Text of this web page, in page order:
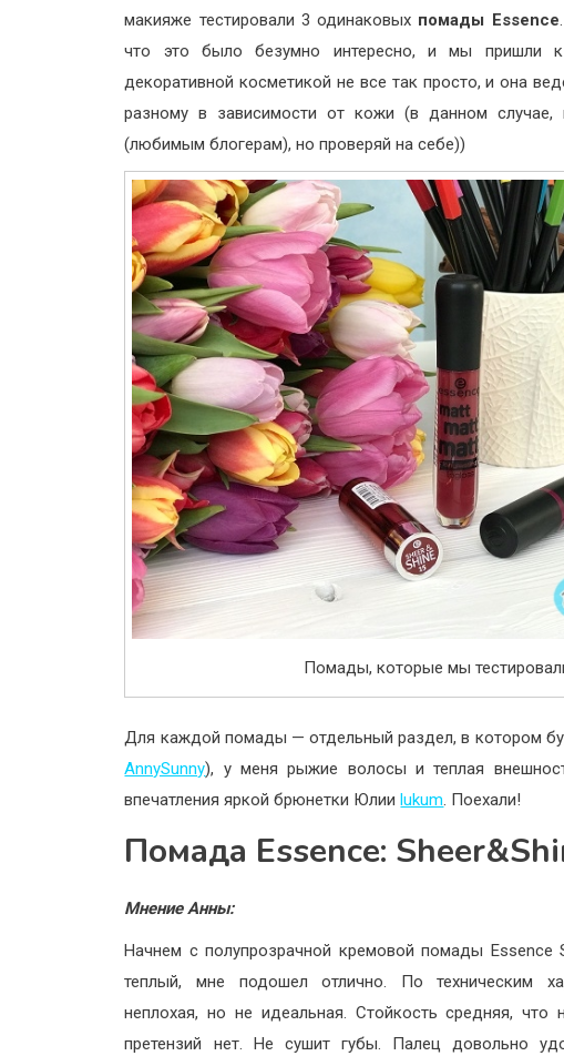
макияже тестировали 3 одинаковых помады Essence
что это было безумно интересно, и мы пришли
декоративной косметикой не все так просто, и она
разному в зависимости от кожи (в данном случае,
(любимым блогерам), но проверяй на себе))
Помады, которые мы
Для каждой помады — отдельный раздел, в котором
AnnySunny), у меня рыжие волосы и теплая
впечатления яркой брюнетки Юлииlukum. Поехали!
Помада Essence:
Мнение Анны:
Начнем с полупрозрачной кремовой помады Essence
теплый, мне подошел отлично. По техническим
неплохая, но не идеальная. Стойкость средняя, что
претензий нет. Не сушит губы. Палец довольно